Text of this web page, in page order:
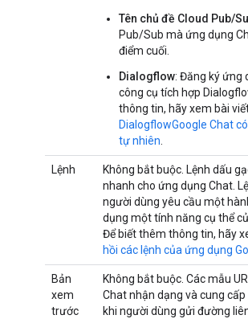
Tên chủ đề Cloud Pub/
Pub/Sub mà ứng dụng
điểm cuối.
Dialogflow: Đăng ký ứng
công cụ tích hợp
thông tin, hãy xem bài
DialogflowGoogle Chat
tự nhiên
Lệnh
Không bắt buộc. Lệnh dấu
nhanh cho ứng dụng Chat.
người dùng yêu cầu một
dụng một tính năng cụ thể
Để biết thêm thông tin, hãy
hồi các lệnh của ứng dụng
Bản
xem
trước
Không bắt buộc. Các mẫu
Chat nhận dạng và cung
khi người dùng gửi đường